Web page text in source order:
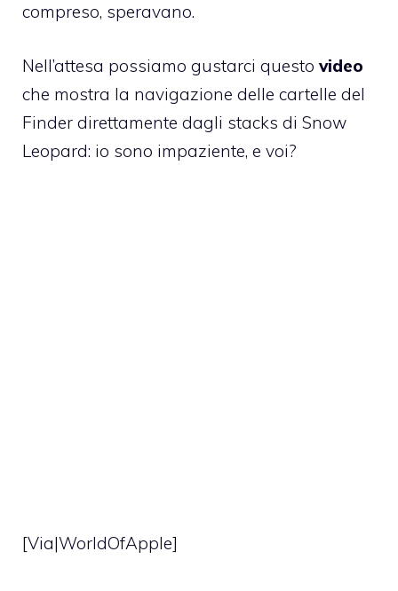
compreso, speravano.
Nell’attesa possiamo gustarci questo video
che mostra la navigazione delle cartelle del
Finder direttamente dagli stacks di Snow
Leopard: io sono impaziente, e voi?
[Via|WorldOfApple]